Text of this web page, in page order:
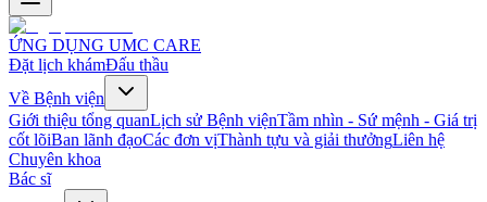
ỨNG DỤNG UMC CARE
Đặt lịch khámĐấu thầu
Về Bệnh viện
Giới thiệu tổng quanLịch sử Bệnh việnTầm nhìn - Sứ mệnh - Giá trị
cốt lõiBan lãnh đạoCác đơn vịThành tựu và giải thưởngLiên hệ
Chuyên khoa
Bác sĩ